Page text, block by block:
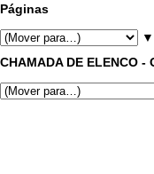
Páginas
▼
CHAMADA DE ELENCO -